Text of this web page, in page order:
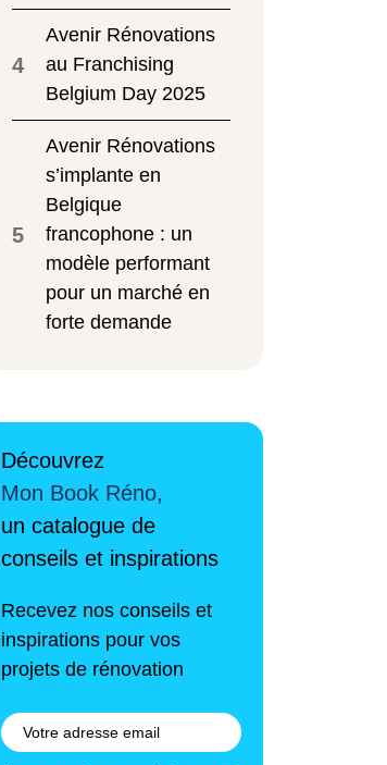
4
Avenir Rénovations
au Franchising
Belgium Day 2025
5
Avenir Rénovations
s’implante en
Belgique
francophone : un
modèle performant
pour un marché en
forte demande
Découvrez
Mon Book Réno,
un catalogue de
conseils et inspirations
Recevez nos conseils et
inspirations pour vos
projets de rénovation